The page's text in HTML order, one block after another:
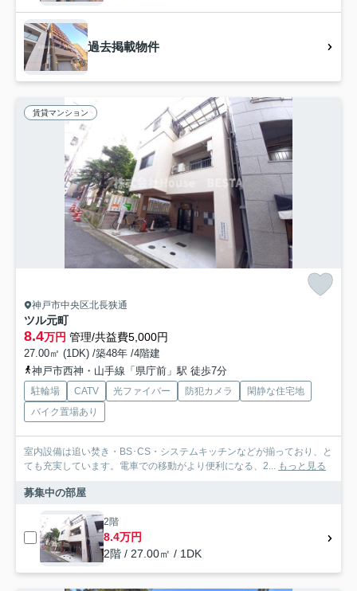
過去掲載物件
賃貸マンション
神戸市中央区北長狭通
ツル元町
8.4万円 管理/共益費5,000円
27.00㎡ (1DK) /築48年 /4階建
神戸市西神・山手線「県庁前」駅 徒歩7分
駐輪場 CATV 光ファイバー 防犯カメラ
閑静な住宅地
バイク置場あり
室内設備は追い焚き・BS･CS・システムキッチンなどが揃っており、と
ても充実しています。電車での移動がより便利になる、2... もっと見る
募集中の部屋
2階
8.4万円
2階 / 27.00㎡ / 1DK